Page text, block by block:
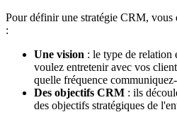
Pour définir une stratégie CRM, vous
:
Une vision : le type de relation
voulez entretenir avec vos
quelle fréquence
Des objectifs CRM : ils
des objectifs stratégiques de